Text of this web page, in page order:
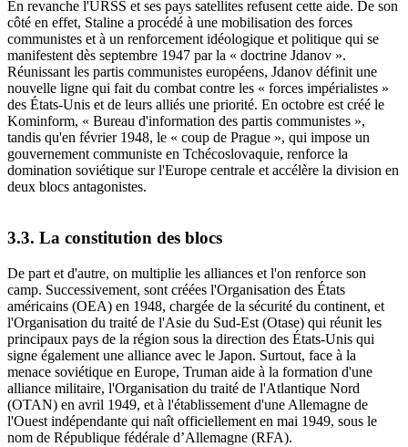
En revanche l'URSS et ses pays satellites refusent cette aide. De son
côté en effet, Staline a procédé à une mobilisation des forces
communistes et à un renforcement idéologique et politique qui se
manifestent dès septembre 1947 par la « doctrine Jdanov ».
Réunissant les partis communistes européens, Jdanov définit une
nouvelle ligne qui fait du combat contre les « forces impérialistes »
des États-Unis et de leurs alliés une priorité. En octobre est créé le
Kominform, « Bureau d'information des partis communistes »,
tandis qu'en février 1948, le « coup de Prague », qui impose un
gouvernement communiste en Tchécoslovaquie, renforce la
domination soviétique sur l'Europe centrale et accélère la division en
deux blocs antagonistes.
3.3. La constitution des blocs
De part et d'autre, on multiplie les alliances et l'on renforce son
camp. Successivement, sont créées l'Organisation des États
américains (OEA) en 1948, chargée de la sécurité du continent, et
l'Organisation du traité de l'Asie du Sud-Est (Otase) qui réunit les
principaux pays de la région sous la direction des États-Unis qui
signe également une alliance avec le Japon. Surtout, face à la
menace soviétique en Europe, Truman aide à la formation d'une
alliance militaire, l'Organisation du traité de l'Atlantique Nord
(OTAN) en avril 1949, et à l'établissement d'une Allemagne de
l'Ouest indépendante qui naît officiellement en mai 1949, sous le
nom de République fédérale d’Allemagne (RFA).